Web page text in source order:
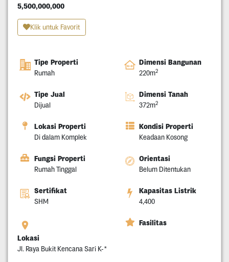
5,500,000,000
Klik untuk Favorit
Tipe Properti
Rumah
Dimensi Bangunan
220m2
Tipe Jual
Dijual
Dimensi Tanah
372m2
Lokasi Properti
Di dalam Komplek
Kondisi Properti
Keadaan Kosong
Fungsi Properti
Rumah Tinggal
Orientasi
Belum Ditentukan
Sertifikat
SHM
Kapasitas Listrik
4,400
Lokasi
Jl. Raya Bukit Kencana Sari K-*
Fasilitas